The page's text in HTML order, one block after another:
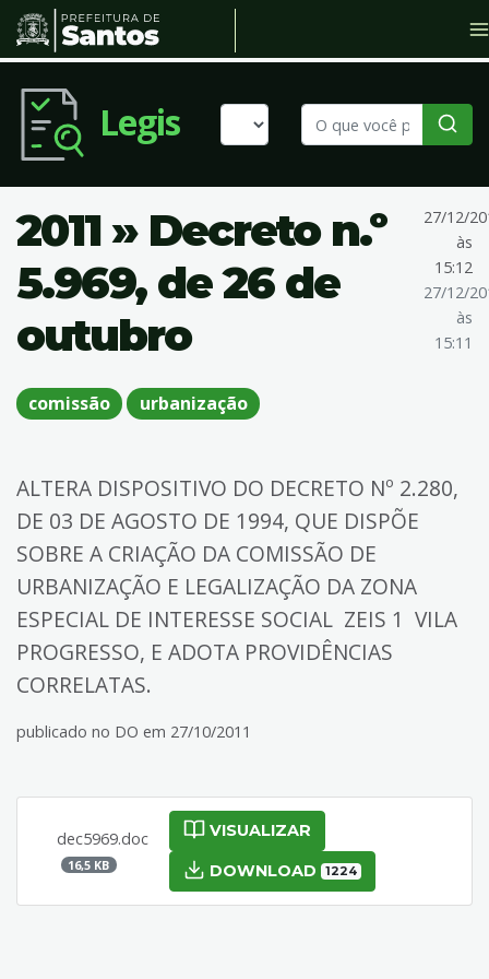
Legis
2011 » Decreto n.º
5.969, de 26 de
outubro
27/12/
às
15:12
27/12/
às
15:11
comissão urbanização
ALTERA DISPOSITIVO DO DECRETO Nº 2.280,
DE 03 DE AGOSTO DE 1994, QUE DISPÕE
SOBRE A CRIAÇÃO DA COMISSÃO DE
URBANIZAÇÃO E LEGALIZAÇÃO DA ZONA
ESPECIAL DE INTERESSE SOCIAL  ZEIS 1  VILA
PROGRESSO, E ADOTA PROVIDÊNCIAS
CORRELATAS.
publicado no DO em 27/10/2011
dec5969.doc
16,5 KB
VISUALIZAR
DOWNLOAD 1224